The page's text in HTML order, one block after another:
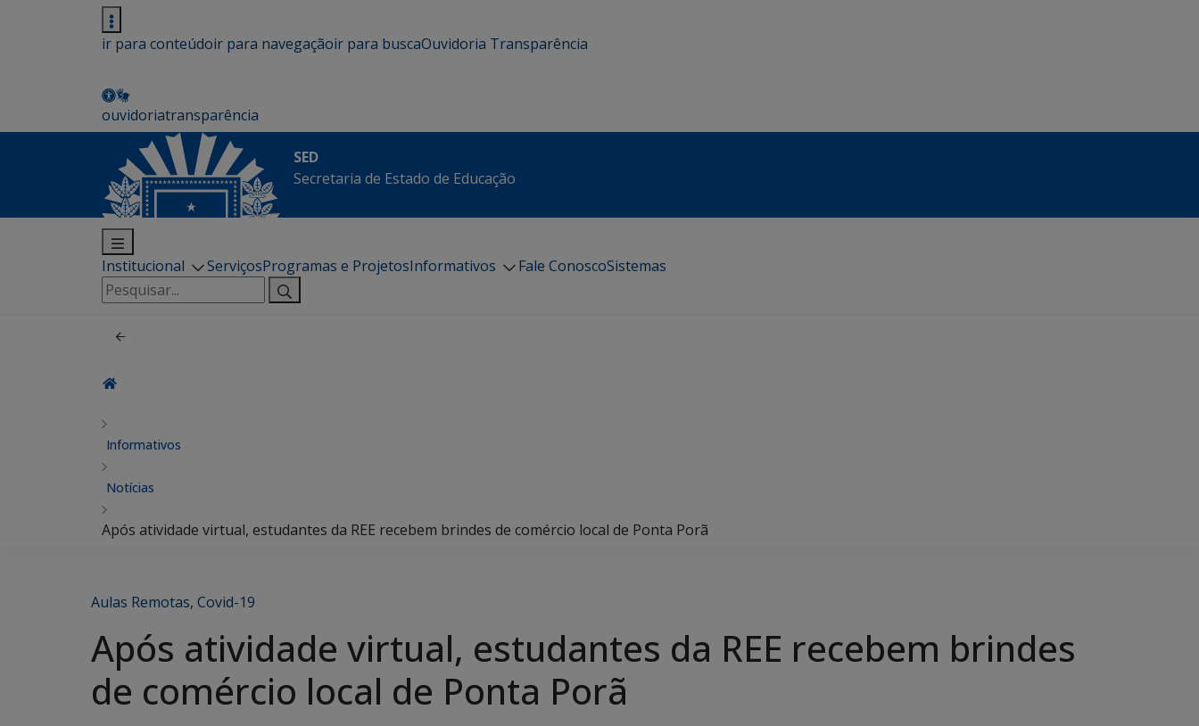
ir para conteúdoir para navegaçãoir para buscaOuvidoria Transparência
ouvidoriatransparência
SED
Secretaria de Estado de Educação
Institucional ServiçosProgramas e ProjetosInformativos Fale ConoscoSistemas
Pesquisar
por:
Informativos
Notícias
Após atividade virtual, estudantes da REE recebem brindes de comércio local de Ponta Porã
Aulas Remotas, Covid-19
Após atividade virtual, estudantes da REE recebem brindes
de comércio local de Ponta Porã